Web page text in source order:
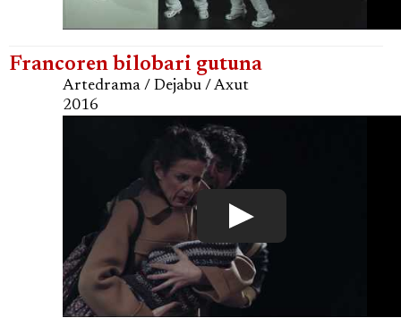
Francoren bilobari gutuna
Artedrama / Dejabu / Axut
2016